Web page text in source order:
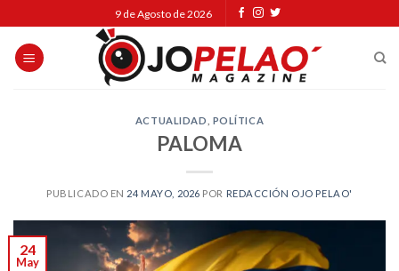
to
content
9 de Agosto de 2026
ACTUALIDAD POLÍTICA
PALOMA
PUBLICADO EN 24 MAYO, 2026 POR REDACCIÓN OJO PELAO'
24
May